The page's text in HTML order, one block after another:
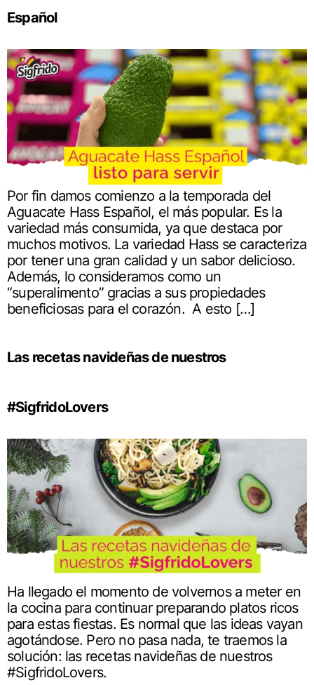
Español
Por fin damos comienzo a la temporada del
Aguacate Hass Español, el más popular. Es la
variedad más consumida, ya que destaca por
muchos motivos. La variedad Hass se caracteriza
por tener una gran calidad y un sabor delicioso.
Además, lo consideramos como un
“superalimento” gracias a sus propiedades
beneficiosas para el corazón. A esto […]
Las recetas navideñas de nuestros
#SigfridoLovers
Ha llegado el momento de volvernos a meter en
la cocina para continuar preparando platos ricos
para estas fiestas. Es normal que las ideas vayan
agotándose. Pero no pasa nada, te traemos la
solución: las recetas navideñas de nuestros
#SigfridoLovers.